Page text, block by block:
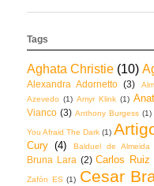
Tags
Aghata Christie (10)
Alexandra Adornetto (3)
Azevedo (1) Amyr Klink (1)
Vianco (3) Anthony Burgess (1)
You Afraid The Dark (1)
Cury (4) Balduel de Almeida
Bruna Lara (2) Carlos Ruiz
Zafón ES (1) Cesar